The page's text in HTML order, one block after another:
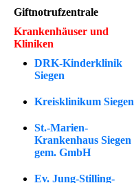
Giftnotrufzentrale
Krankenhäuser und
Kliniken
DRK-Kinderklinik
Siegen
Kreisklinikum Siegen
St.-Marien-
Krankenhaus Siegen
gem. GmbH
Ev. Jung-Stilling-